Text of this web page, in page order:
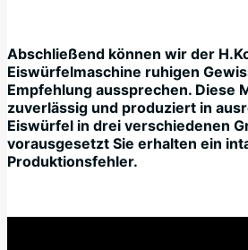
Abschließend können wir der
Eiswürfelmaschine ruhigen
Empfehlung aussprechen. Diese
zuverlässig und produziert in
Eiswürfel in drei verschiedenen
vorausgesetzt Sie erhalten ein
Produktionsfehler.